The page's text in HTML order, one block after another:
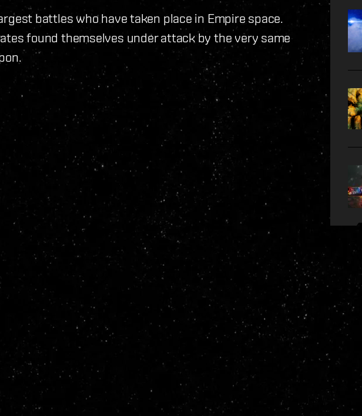
battles who have taken place in Empire space.
found themselves under attack by the very same